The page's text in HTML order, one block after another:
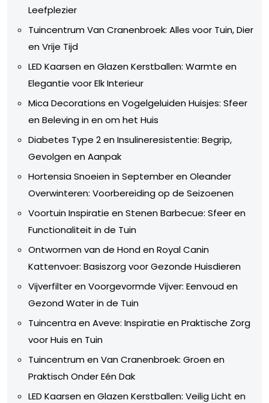
Leefplezier
Tuincentrum Van Cranenbroek: Alles voor Tuin, Dier
en Vrije Tijd
LED Kaarsen en Glazen Kerstballen: Warmte en
Elegantie voor Elk Interieur
Mica Decorations en Vogelgeluiden Huisjes: Sfeer
en Beleving in en om het Huis
Diabetes Type 2 en Insulineresistentie: Begrip,
Gevolgen en Aanpak
Hortensia Snoeien in September en Oleander
Overwinteren: Voorbereiding op de Seizoenen
Voortuin Inspiratie en Stenen Barbecue: Sfeer en
Functionaliteit in de Tuin
Ontwormen van de Hond en Royal Canin
Kattenvoer: Basiszorg voor Gezonde Huisdieren
Vijverfilter en Voorgevormde Vijver: Eenvoud en
Gezond Water in de Tuin
Tuincentra en Aveve: Inspiratie en Praktische Zorg
voor Huis en Tuin
Tuincentrum en Van Cranenbroek: Groen en
Praktisch Onder Eén Dak
LED Kaarsen en Glazen Kerstballen: Veilig Licht en